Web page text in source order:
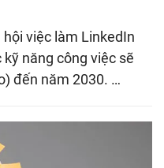
việc làm LinkedIn
năng công việc sẽ
đến năm 2030. …